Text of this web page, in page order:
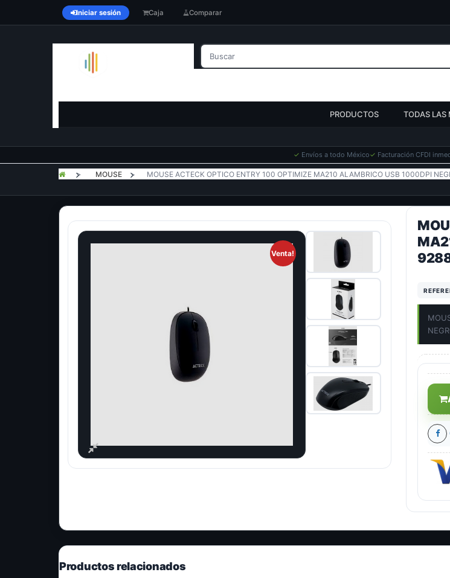
✓ Envíos a todo México✓ Facturación CFDI
Iniciar sesión Caja Comparar
PRODUCTOS TODAS LAS
> MOUSE > MOUSE ACTECK OPTICO ENTRY 100 OPTIMIZE MA210 ALAMBRICO USB 1000DPI
Venta!
Productos relacionados